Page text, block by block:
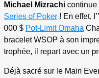
Michael Mizrachi continue
Series of Poker ! En effet,
000 $ Pot-Limit Omaha
bracelet WSOP à son
trophée, il repart avec un
Déjà sacré sur le Main